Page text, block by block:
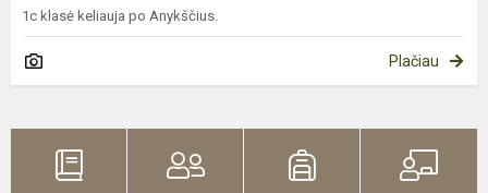
1c klasė keliauja po Anykščius.
Plačiau